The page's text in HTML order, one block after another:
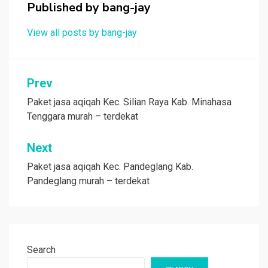
Published by bang-jay
View all posts by bang-jay
Post
navigation
Prev
Paket jasa aqiqah Kec. Silian Raya Kab. Minahasa
Tenggara murah – terdekat
Next
Paket jasa aqiqah Kec. Pandeglang Kab.
Pandeglang murah – terdekat
Search